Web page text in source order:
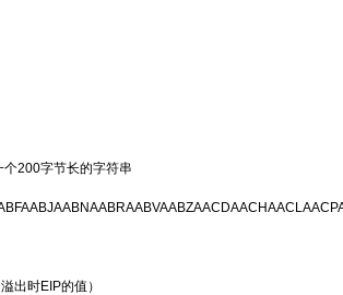
200字节长的字符串
时EIP的值）